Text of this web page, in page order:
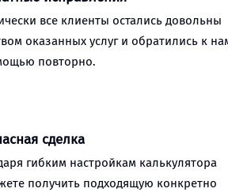
все клиенты остались довольны
оказанных услуг и обратились к
повторно.
сделка
гибким настройкам калькулятора
получить подходящую конкретно